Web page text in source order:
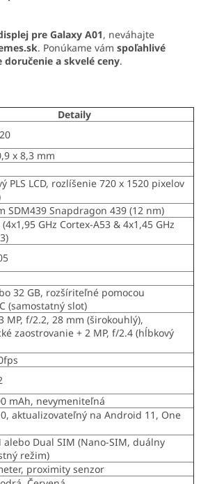
pre Galaxy A01, neváhajte
. Ponúkame vám spoľahlivé
doručenie a skvelé ceny.
Detaily
x 8,3 mm
PLS LCD, rozlíšenie 720 x 1520 pixelov
SDM439 Snapdragon 439 (12 nm)
GHz Cortex-A53 & 4x1,45 GHz
32 GB, rozšíriteľné pomocou
(samostatný slot)
MP, f/2.2, 28 mm (širokouhlý),
zaostrovanie + 2 MP, f/2.4 (hĺbkový
mAh, nevymeniteľná
aktualizovateľný na Android 11, One
alebo Dual SIM (Nano-SIM, duálny
režim)
proximity senzor